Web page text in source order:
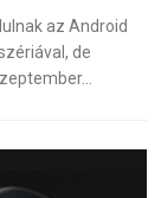
az Android
de